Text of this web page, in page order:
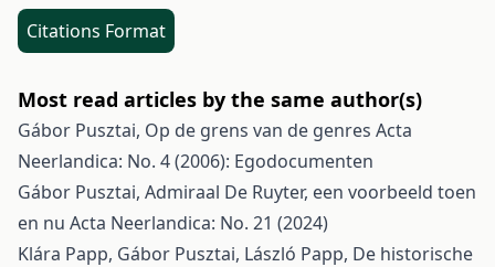
Citations Format
Most read articles by the same author(s)
Gábor Pusztai, Op de grens van de genres Acta
Neerlandica: No. 4 (2006): Egodocumenten
Gábor Pusztai, Admiraal De Ruyter, een voorbeeld toen
en nu Acta Neerlandica: No. 21 (2024)
Klára Papp, Gábor Pusztai, László Papp, De historische